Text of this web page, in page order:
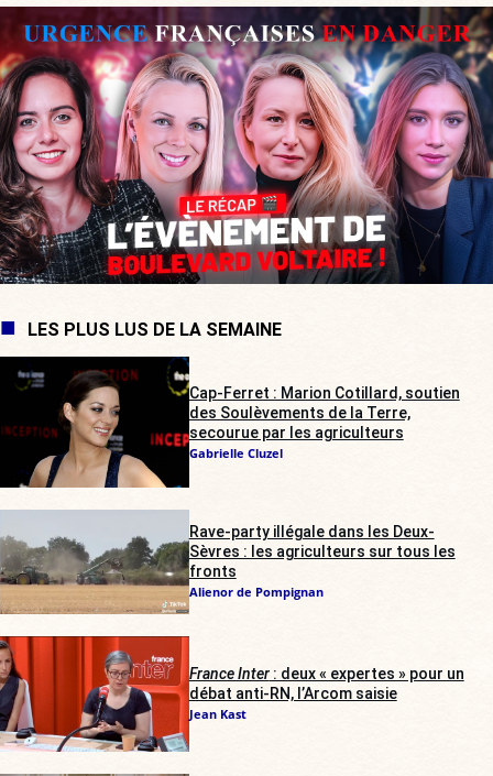
LES PLUS LUS DE LA SEMAINE
Cap-Ferret : Marion Cotillard, soutien
des Soulèvements de la Terre,
secourue par les agriculteurs
Gabrielle Cluzel
Rave-party illégale dans les Deux-
Sèvres : les agriculteurs sur tous les
fronts
Alienor de Pompignan
France Inter: deux « expertes » pour un
débat anti-RN, l’Arcom saisie
Jean Kast